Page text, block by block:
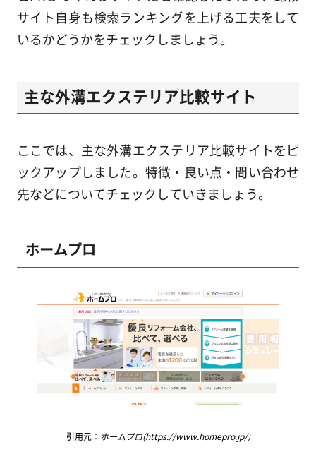
サイト自身も検索ランキングを上げる工夫をして
いるかどうかをチェックしましょう。
主な外溝エクステリア比較サイト
ここでは、主な外溝エクステリア比較サイトをピ
ックアップしました。特徴・良い点・問い合わせ
先などについてチェックしていきましょう。
ホームプロ
引用元： ホームプロ(https://www.homepro.jp/)